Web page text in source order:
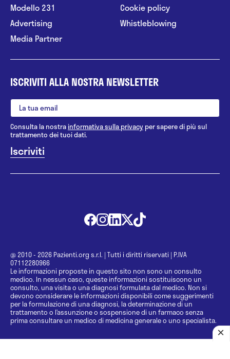
Modello 231
Advertising
Media Partner
Cookie policy
Whistleblowing
ISCRIVITI ALLA NOSTRA NEWSLETTER
Consulta la nostrainformativa sulla privacy per sapere di più sul
trattamento dei tuoi dati.
@ 2010 - 2026 Pazienti.org s.r.l. | Tutti i diritti riservati | P.IVA
07112280966
Le informazioni proposte in questo sito non sono un consulto
medico. In nessun caso, queste informazioni sostituiscono un
consulto, una visita o una diagnosi formulata dal medico. Non si
devono considerare le informazioni disponibili come suggerimenti
per la formulazione di una diagnosi, la determinazione di un
trattamento o l’assunzione o sospensione di un farmaco senza
prima consultare un medico di medicina generale o uno specialista.